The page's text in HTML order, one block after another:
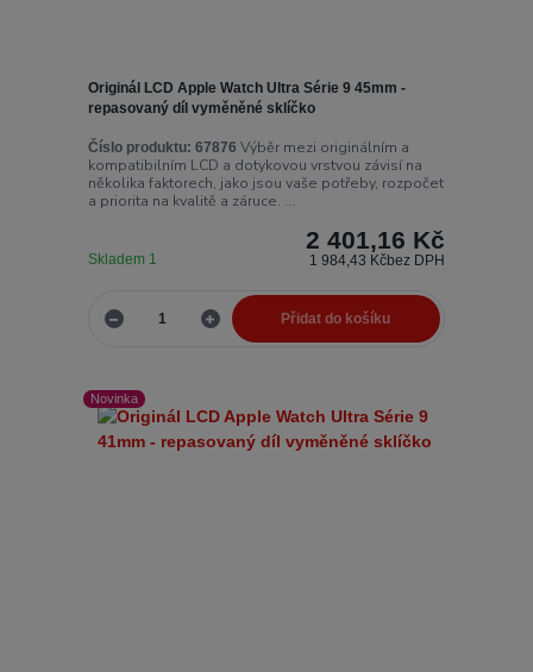
Originál LCD Apple Watch Ultra Série 9 45mm -
repasovaný díl vyměněné sklíčko
Číslo produktu: 67876 Výběr mezi originálním a
kompatibilním LCD a dotykovou vrstvou závisí na
několika faktorech, jako jsou vaše potřeby, rozpočet
a priorita na kvalitě a záruce. ...
2 401,16 Kč
1 984,43 Kčbez DPH
Skladem 1
Přidat do košíku
Novinka